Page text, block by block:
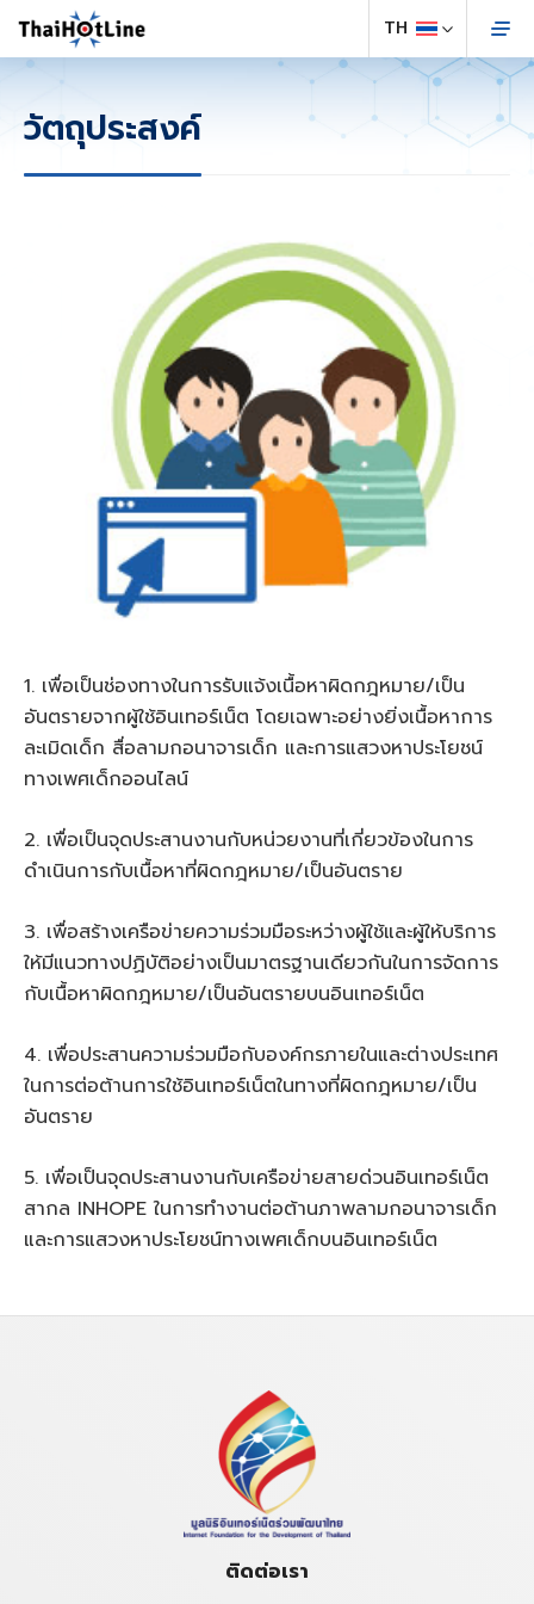
วัตถุประสงค์
1. เพื่อเป็นช่องทางในการรับแจ้งเนื้อหาผิดกฎหมาย/เป็น
อันตรายจากผู้ใช้อินเทอร์เน็ต โดยเฉพาะอย่างยิ่งเนื้อหาการ
ละเมิดเด็ก สื่อลามกอนาจารเด็ก และการแสวงหาประโยชน์
ทางเพศเด็กออนไลน์
2. เพื่อเป็นจุดประสานงานกับหน่วยงานที่เกี่ยวข้องในการ
ดำเนินการกับเนื้อหาที่ผิดกฎหมาย/เป็นอันตราย
3. เพื่อสร้างเครือข่ายความร่วมมือระหว่างผู้ใช้และผู้ให้บริการ
ให้มีแนวทางปฏิบัติอย่างเป็นมาตรฐานเดียวกันในการจัดการ
กับเนื้อหาผิดกฎหมาย/เป็นอันตรายบนอินเทอร์เน็ต
4. เพื่อประสานความร่วมมือกับองค์กรภายในและต่างประเทศ
ในการต่อต้านการใช้อินเทอร์เน็ตในทางที่ผิดกฎหมาย/เป็น
อันตราย
5. เพื่อเป็นจุดประสานงานกับเครือข่ายสายด่วนอินเทอร์เน็ต
สากล INHOPE ในการทำงานต่อต้านภาพลามกอนาจารเด็ก
และการแสวงหาประโยชน์ทางเพศเด็กบนอินเทอร์เน็ต
ติดต่อเรา